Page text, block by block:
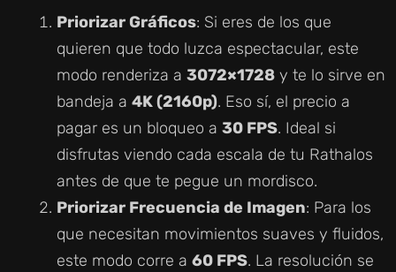
Priorizar Gráficos: Si eres de los que
quieren que todo luzca espectacular, este
modo renderiza a 3072×1728 y te lo sirve en
bandeja a 4K (2160p). Eso sí, el precio a
pagar es un bloqueo a 30 FPS. Ideal si
disfrutas viendo cada escala de tu Rathalos
antes de que te pegue un mordisco.
Priorizar Frecuencia de Imagen: Para los
que necesitan movimientos suaves y fluidos,
este modo corre a 60 FPS. La resolución se